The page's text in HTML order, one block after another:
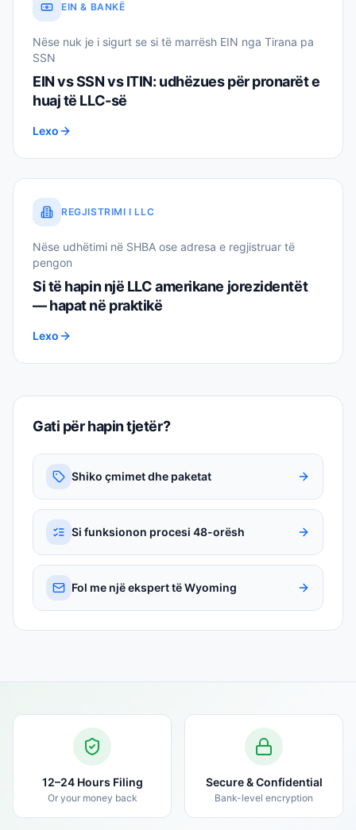
EIN & BANKË
Nëse nuk je i sigurt se si të marrësh EIN nga Tirana pa
SSN
EIN vs SSN vs ITIN: udhëzues për pronarët e
huaj të LLC-së
Lexo
REGJISTRIMI I LLC
Nëse udhëtimi në SHBA ose adresa e regjistruar të
pengon
Si të hapin një LLC amerikane jorezidentët
— hapat në praktikë
Lexo
Gati për hapin tjetër?
Shiko çmimet dhe paketat
Si funksionon procesi 48-orësh
Fol me një ekspert të Wyoming
12–24 Hours Filing
Or your money back
Secure & Confidential
Bank-level encryption